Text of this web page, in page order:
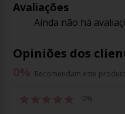
Avaliações
Ainda não há
Opiniões dos
Recomendam este
0%